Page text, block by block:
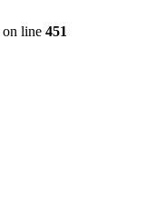
on line 451